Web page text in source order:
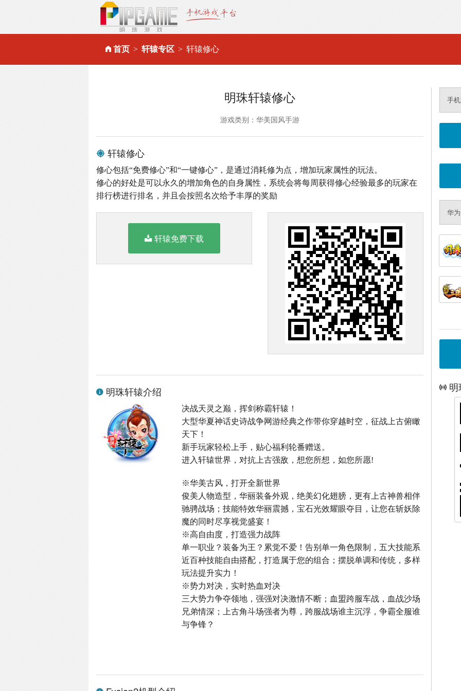
首页 轩辕专区 轩辕修心
明珠轩辕修心
游戏类别：华美国风手游
轩辕修心
修心包括“免费修心”和“一键修心”，是通过消耗修为点，增加玩家属性的玩法。
修心的好处是可以永久的增加角色的自身属性，系统会将每周获得修心经验最多的玩家在
排行榜进行排名，并且会按照名次给予丰厚的奖励
轩辕免费下载
明珠轩辕介绍
决战天灵之巅，挥剑称霸轩辕！
大型华夏神话史诗战争网游经典之作带你穿越时空，征战上古俯瞰
天下！
新手玩家轻松上手，贴心福利轮番赠送。
进入轩辕世界，对抗上古强敌，想您所想，如您所愿!
※华美古风，打开全新世界
俊美人物造型，华丽装备外观，绝美幻化翅膀，更有上古神兽相伴
驰骋战场；技能特效华丽震撼，宝石光效耀眼夺目，让您在斩妖除
魔的同时尽享视觉盛宴！
※高自由度，打造强力战阵
单一职业？装备为王？累觉不爱！告别单一角色限制，五大技能系
近百种技能自由搭配，打造属于您的组合；摆脱单调和传统，多样
玩法提升实力！
※势力对决，实时热血对决
三大势力争夺领地，强强对决激情不断；血盟跨服车战，血战沙场
兄弟情深；上古角斗场强者为尊，跨服战场谁主沉浮，争霸全服谁
与争锋？
手
华
明